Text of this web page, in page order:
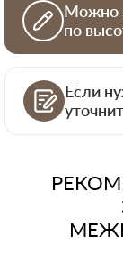
Можно
по
Если